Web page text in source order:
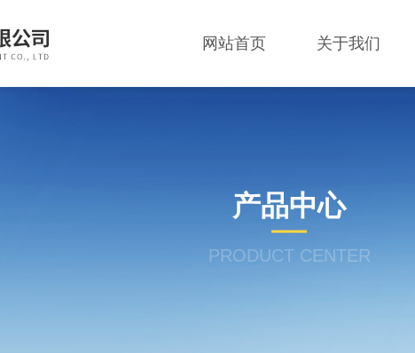
网站首页 关于我们
产品中心
PRODUCT CENTER